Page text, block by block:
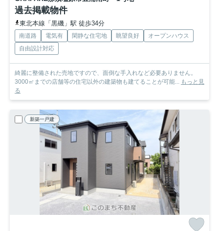
過去掲載物件
東北本線「黒磯」駅 徒歩34分
南道路 電気有 閑静な住宅地 眺望良好
オープンハウス
自由設計対応
綺麗に整備された売地ですので、面倒な手入れなど必要ありません。
3000㎡までの店舗等の住宅以外の建築物も建てることが可能... もっと見
る
新築一戸建